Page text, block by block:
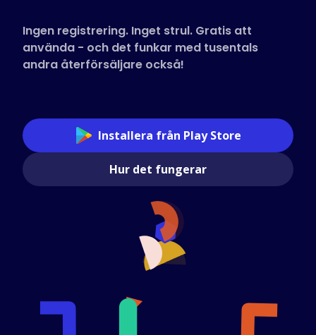
Ingen registrering. Inget strul. Gratis att
använda - och det funkar med tusentals
andra återförsäljare också!
Installera från Play Store
Hur det fungerar